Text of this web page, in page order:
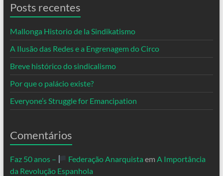
Posts recentes
Mallonga Historio de la Sindikatismo
A Ilusão das Redes e a Engrenagem do Circo
Breve histórico do sindicalismo
Por que o palácio existe?
Everyone’s Struggle for Emancipation
Comentários
Faz 50 anos – Federação Anarquista em A Importância
da Revolução Espanhola